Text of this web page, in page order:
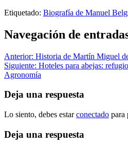
Etiquetado: Biografía de Manuel
Navegación de
Anterior: Historia de Martín Miguel
Siguiente: Hoteles para abejas:
Agronomía
Deja una respuesta
Lo siento, debes estarconectado para
Deja una respuesta